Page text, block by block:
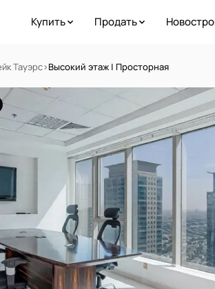
Купить Продать
Тауэрс›Высокий этаж | Просторная